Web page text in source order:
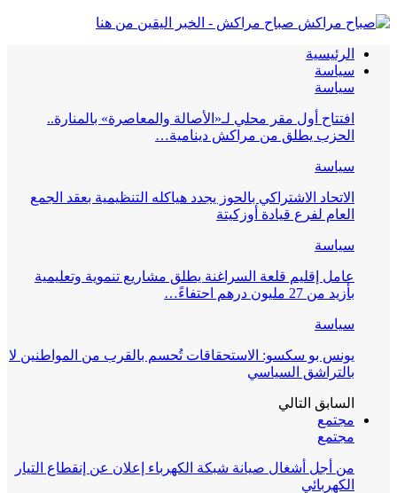
صباح مراكش - الخبر اليقين من هنا
الرئيسية
سياسة
سياسة
افتتاح أول مقر محلي لـ«الأصالة والمعاصرة» بالمنارة..
الحزب يطلق من مراكش دينامية…
سياسة
الاتحاد الاشتراكي بالحوز يجدد هياكله التنظيمية بعقد الجمع
العام لفرع قيادة أوزكيتة
سياسة
عامل إقليم قلعة السراغنة يطلق مشاريع تنموية وتعليمية
بأزيد من 27 مليون درهم احتفاءً…
سياسة
يونس بو سكسو: الاستحقاقات تُحسم بالقرب من المواطنين لا
بالتراشق السياسي
السابق التالي
مجتمع
مجتمع
من أجل أشغال صيانة شبكة الكهرباء إعلان عن إنقطاع التيار
الكهربائي